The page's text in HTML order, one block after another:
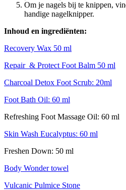
Om je nagels bij te knippen,
handige nagelknipper.
Inhoud en ingrediënten:
Recovery Wax 50 ml
Repair & Protect Foot Balm 50 ml
Charcoal Detox Foot Scrub: 20ml
Foot Bath Oil: 60 ml
Refreshing Foot Massage Oil: 60 ml
Skin Wash Eucalyptus: 60 ml
Freshen Down: 50 ml
Body Wonder towel
Vulcanic Pulmice Stone